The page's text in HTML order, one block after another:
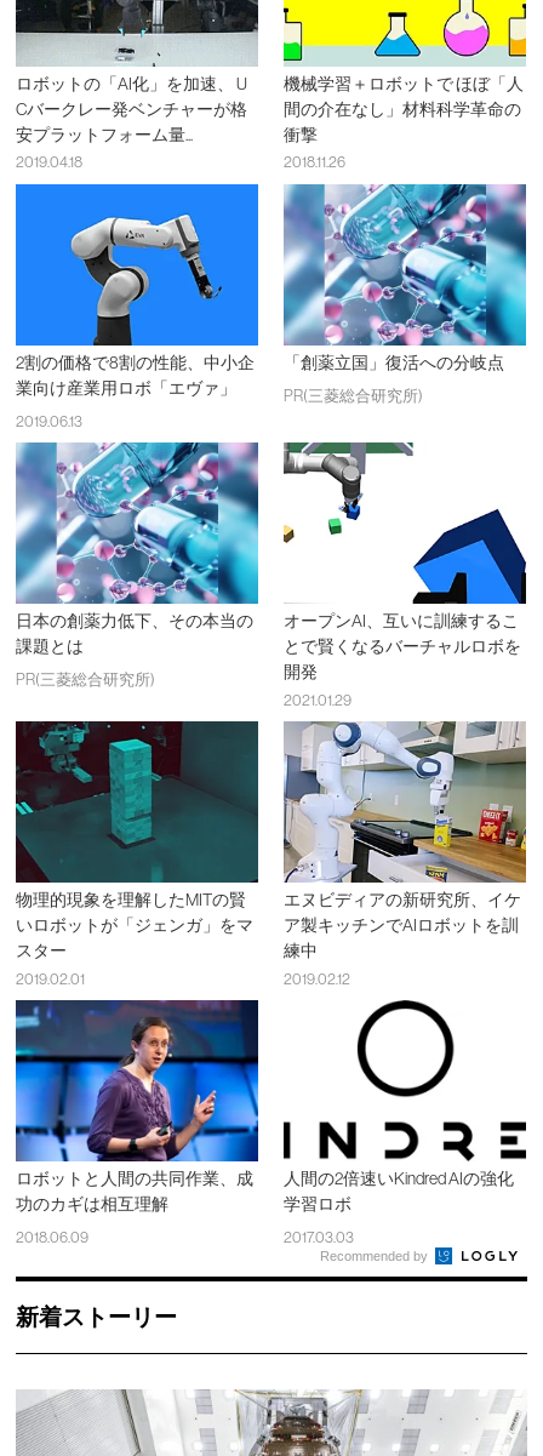
ロボットの「AI化」を加速、 U
Cバークレー発ベンチャーが格
安プラットフォーム量...
2019.04.18
機械学習＋ロボットで ほぼ「人
間の介在なし」材料科学革命の
衝撃
2018.11.26
2割の価格で8割の性能、中小企
業向け産業用ロボ「エヴァ」
2019.06.13
「創薬立国」復活への分岐点
PR(三菱総合研究所)
日本の創薬力低下、その本当の
課題とは
PR(三菱総合研究所)
オープンAI、互いに訓練するこ
とで賢くなるバーチャルロボを
開発
2021.01.29
物理的現象を理解したMITの賢
いロボットが「ジェンガ」をマ
スター
2019.02.01
エヌビディアの新研究所、イケ
ア製キッチンでAIロボットを訓
練中
2019.02.12
ロボットと人間の共同作業、成
功のカギは相互理解
2018.06.09
人間の2倍速いKindred AIの強化
学習ロボ
2017.03.03
Recommended by
新着ストーリー